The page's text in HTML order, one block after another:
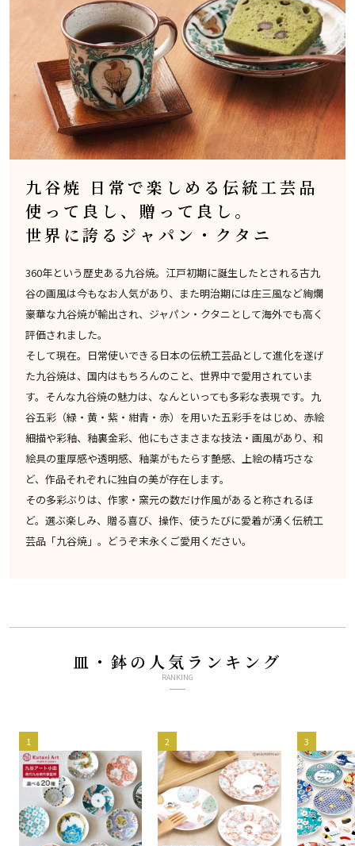
九谷焼 日常で楽しめる伝統工芸品
使って良し、贈って良し。
世界に誇るジャパン・クタニ
360年という歴史ある九谷焼。江戸初期に誕生したとされる古九
谷の画風は今もなお人気があり、また明治期には庄三風など絢爛
豪華な九谷焼が輸出され、ジャパン・クタニとして海外でも高く
評価されました。
そして現在。日常使いできる日本の伝統工芸品として進化を遂げ
た九谷焼は、国内はもちろんのこと、世界中で愛用されていま
す。そんな九谷焼の魅力は、なんといっても多彩な表現です。九
谷五彩（緑・黄・紫・紺青・赤）を用いた五彩手をはじめ、赤絵
細描や彩釉、釉裏金彩、他にもさまさまな技法・画風があり、和
絵具の重厚感や透明感、釉薬がもたらす艶感、上絵の精巧さな
ど、作品それぞれに独自の美が存在します。
その多彩ぶりは、作家・窯元の数だけ作風があると称されるほ
ど。選ぶ楽しみ、贈る喜び、操作、使うたびに愛着が湧く伝統工
芸品「九谷焼」。どうぞ末永くご愛用ください。
皿・鉢の人気ランキング
RANKING
1 2 3